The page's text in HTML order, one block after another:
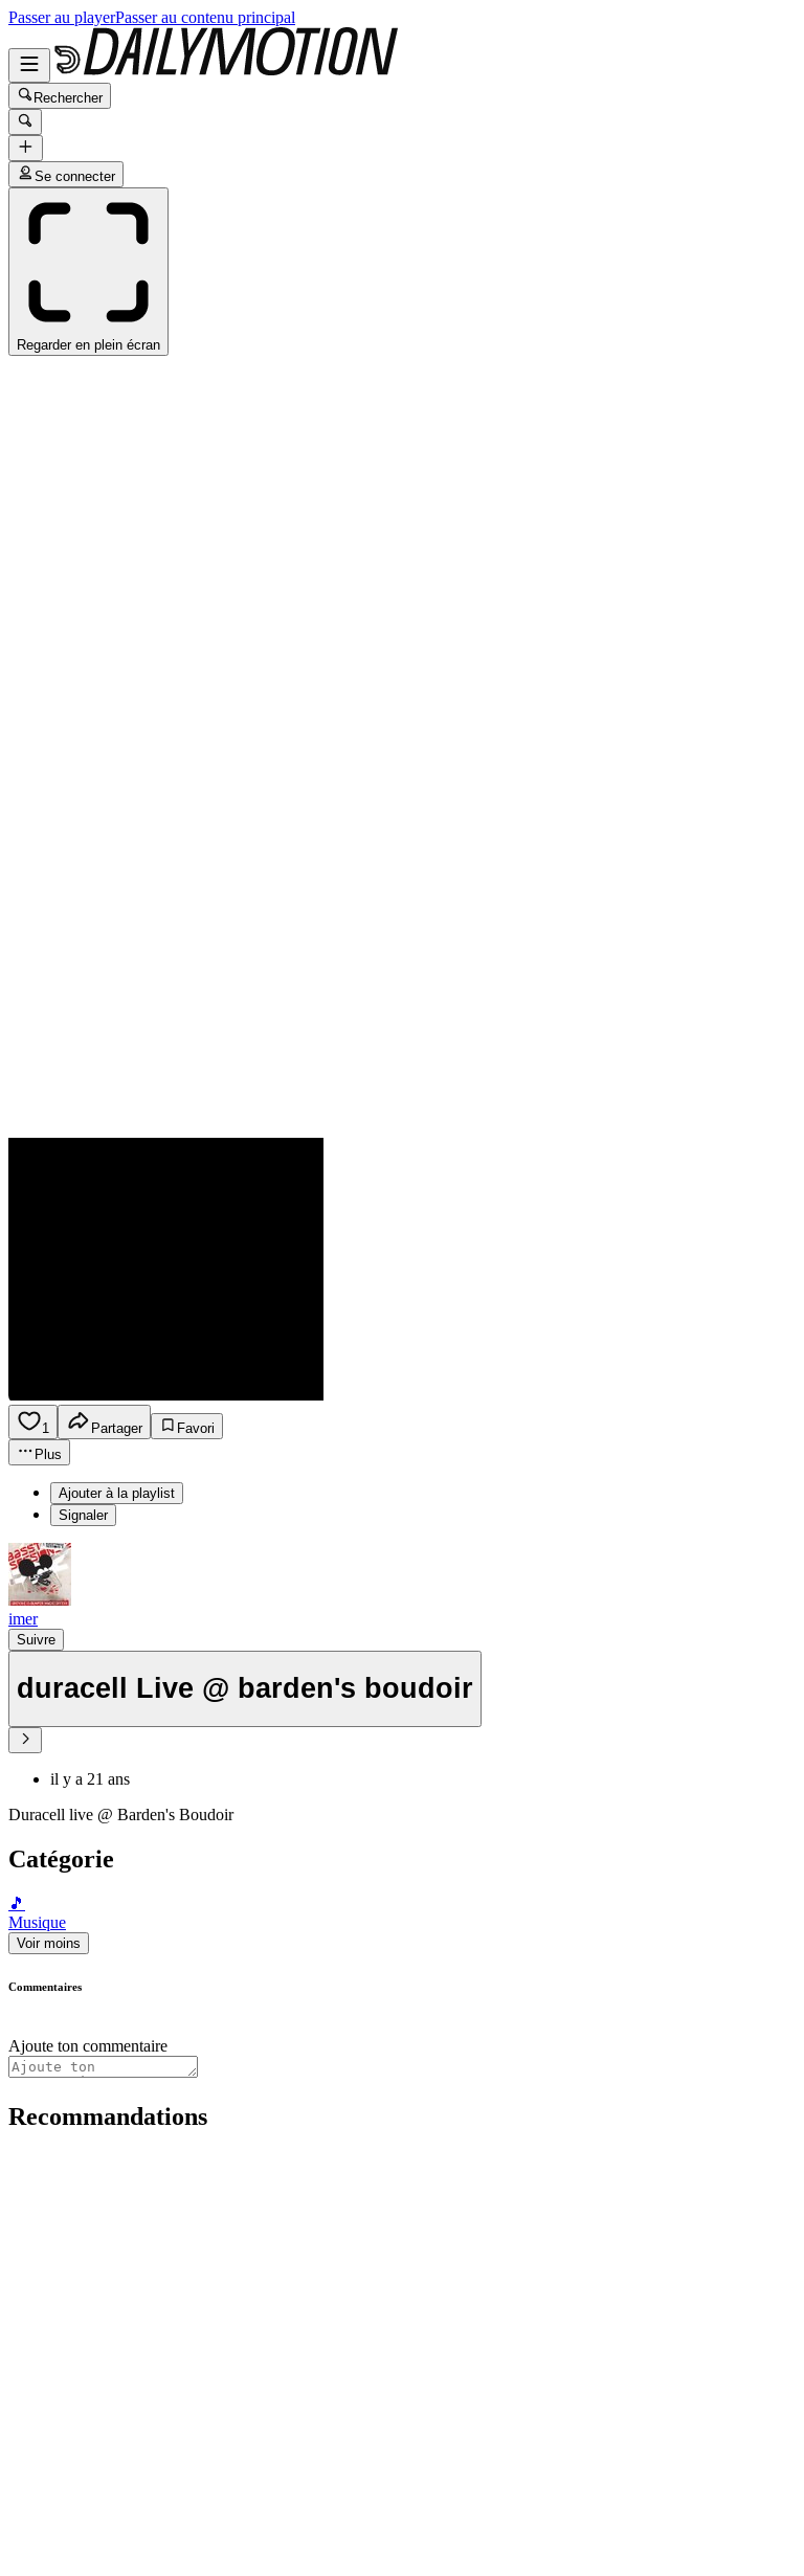
Passer au playerPasser au contenu principal
Rechercher
Se connecter
Regarder en plein écran
1 Partager
Favori
Plus
Ajouter à la playlist
Signaler
imer
Suivre
duracell Live @ barden's boudoir
il y a 21 ans
Duracell live @ Barden's Boudoir
Catégorie
🎵
Musique
Voir moins
Commentaires
Ajoute ton commentaire
Recommandations